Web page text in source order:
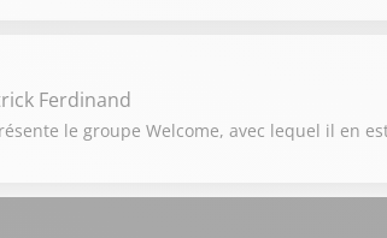
Ferdinand
le groupe Welcome, avec lequel il en